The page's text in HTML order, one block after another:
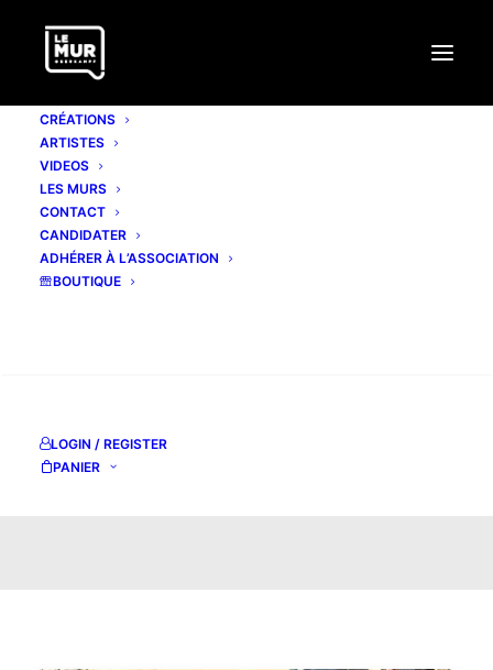
CRÉATIONS
ARTISTES
VIDEOS
LES MURS
CONTACT
CANDIDATER
ADHÉRER À L’ASSOCIATION
BOUTIQUE
LOGIN / REGISTER
PANIER